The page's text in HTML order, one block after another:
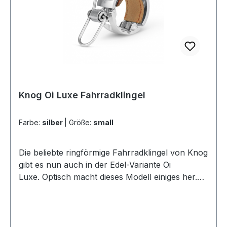
Knog Oi Luxe Fahrradklingel
Farbe: silber Größe: small
Die beliebte ringförmige Fahrradklingel von Knog
gibt es nun auch in der Edel-Variante Oi
Luxe. Optisch macht dieses Modell einiges her.